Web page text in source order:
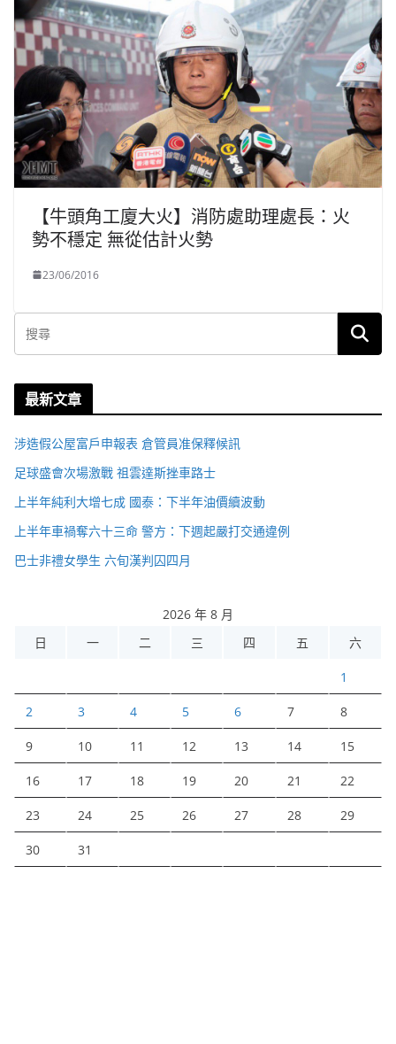
【牛頭角工廈大火】消防處助理處長：火
勢不穩定 無從估計火勢
23/06/2016
最新文章
涉造假公屋富戶申報表 倉管員准保釋候訊
足球盛會次場激戰 祖雲達斯挫車路士
上半年純利大增七成 國泰：下半年油價續波動
上半年車禍奪六十三命 警方：下週起嚴打交通違例
巴士非禮女學生 六旬漢判囚四月
2026 年 8 月
日
一 二 三 四 五 六
1
2 3 4 5 6 7 8
9 10 11 12 13 14 15
16 17 18 19 20 21 22
23 24 25 26 27 28 29
30 31